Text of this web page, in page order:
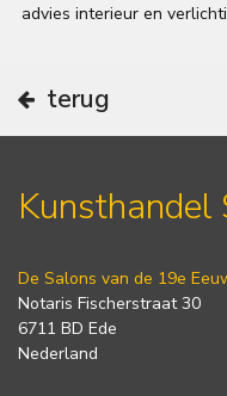
advies interieur en
terug
Kunsthandel
De Salons van de 19e
Notaris Fischerstraat 30
6711 BD Ede
Nederland